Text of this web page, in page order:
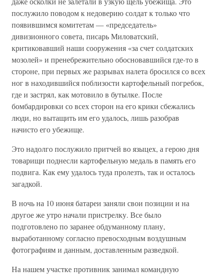
послужило поводом к недоверию солдат к только что
появившимся комитетам — «председатель»
дивизионного совета, писарь Миловатский,
критиковавший наши сооружения «за счет солдатских
мозолей» и пренебрежительно обосновавшийся где-то в
стороне, при первых же разрывах налета бросился со всех
ног в находившийся поблизости картофельный погребок,
где и застрял, как мотовило в бутылке. После
бомбардировки со всех сторон на его крики сбежались
люди, но вытащить им его удалось, лишь разобрав
начисто его убежище.
Это надолго послужило притчей во языцех, а герою дня
товарищи поднесли картофельную медаль в память его
подвига. Как ему удалось туда пролезть, так и осталось
загадкой.
В ночь на 10 июня батареи заняли свои позиции и на
другое же утро начали пристрелку. Все было
подготовлено по заранее обдуманному плану,
выработанному согласно превосходным воздушным
фотографиям и данным, доставленным разведкой.
На нашем участке противник занимал командную